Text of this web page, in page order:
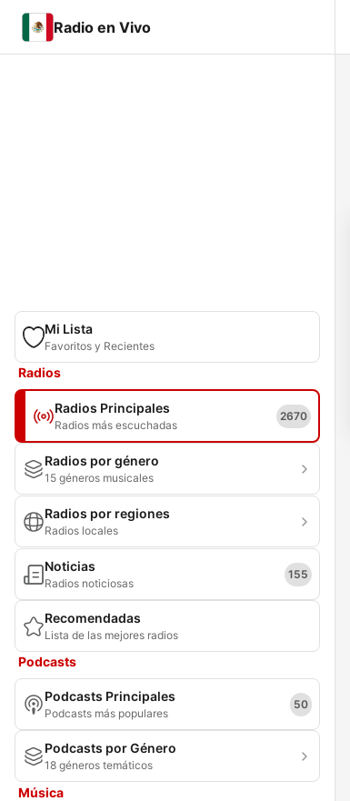
Radio en Vivo
Mi Lista
Favoritos y Recientes
Radios
Radios Principales
Radios más escuchadas
2670
Radios por género
15 géneros musicales
Radios por regiones
Radios locales
Noticias
Radios noticiosas
155
Recomendadas
Lista de las mejores radios
Podcasts
Podcasts Principales
Podcasts más populares
50
Podcasts por Género
18 géneros temáticos
Música